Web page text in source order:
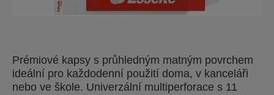
Prémiové kapsy s průhledným matným povrchem
ideální pro každodenní použití doma, v kanceláři
nebo ve škole. Univerzální multiperforace s 11